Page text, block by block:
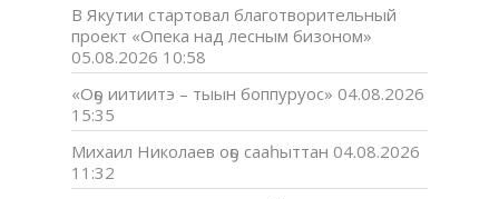
В Якутии стартовал благотворительный
проект «Опека над лесным бизоном»
05.08.2026 10:58
«Оҕо иитиитэ – тыын боппуруос» 04.08.2026
15:35
Михаил Николаев оҕо сааһыттан 04.08.2026
11:32